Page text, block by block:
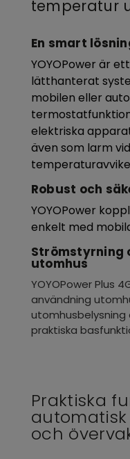
temperatur
En smart
YOYOPower är
lätthanterat
mobilen eller
elektriska
även som larm
Robust och
YOYOPower
enkelt med
Strömstyrning
utomhus
YOYOPower Plus
användning
utomhusbelysning
praktiska
Praktiska
och